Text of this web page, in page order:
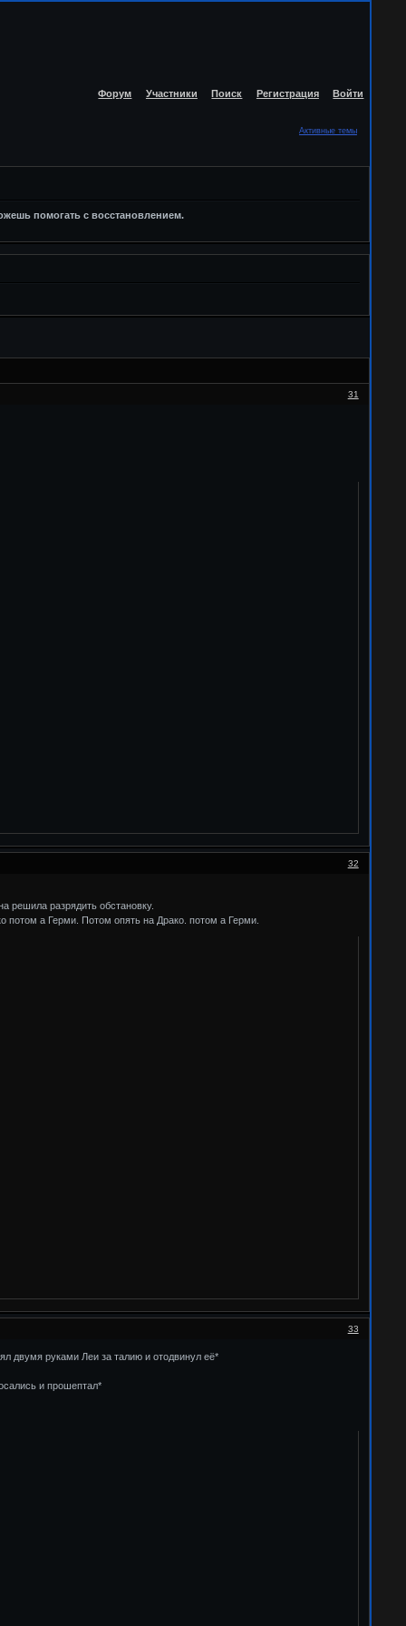
Форум Участники Поиск Регистрация Войти
Активные темы
помогать с восстановлением.
31
32
решила разрядить обстановку.
потом а Герми. Потом опять на Драко. потом а Герми.
33
двумя руками Леи за талию и отодвинул её*
и прошептал*